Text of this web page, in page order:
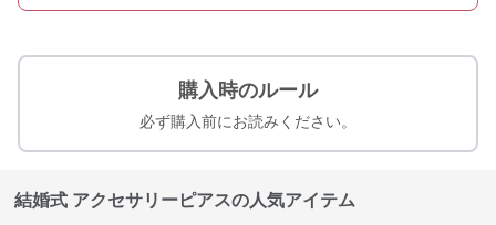
購入時のルール
必ず購入前にお読みください。
結婚式 アクセサリーピアスの人気アイテム